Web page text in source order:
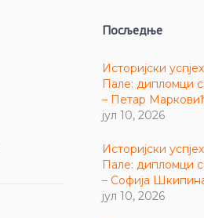
Посљедње
Историјски
Пале: дипломци
– Петар
јул 10, 2026
Историјски
Пале: дипломци
– Софија
јул 10, 2026